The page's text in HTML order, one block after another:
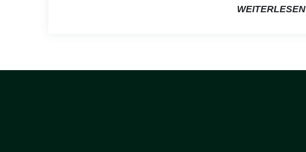
WEITERLESEN